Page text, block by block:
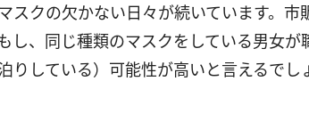
スクの欠かない日々が続いています。市
し、同じ種類のマスクをしている男女
りしている）可能性が高いと言えるでし